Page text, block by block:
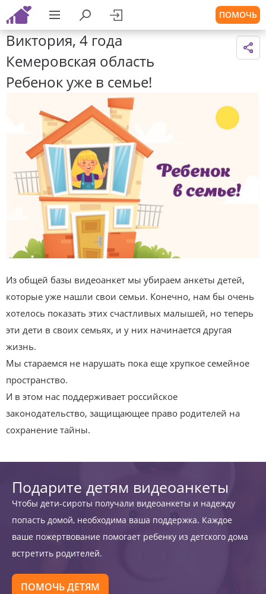
ПОМОЧЬ
Виктория, 4 года
Кемеровская область
Ребенок уже в семье!
Из общей базы видеоанкет мы убираем анкеты детей,
которые уже нашли свои семьи. Конечно, нам бы очень
хотелось показать этих счастливых малышей, но теперь
эти дети в своих семьях, и у них начинается другая
жизнь.
Мы стараемся не нарушать пока еще хрупкое семейное
пространство.
И в этом нас поддерживает российское
законодательство, защищающее право родителей на
сохранение тайны.
Подарите детям видеоанкеты
Чтобы дети-сироты получали видеоанкеты и надежду
попасть домой, необходима ваша поддержка. Каждое
ваше пожертвование помогает ребенку из детского дома
встретить родителей.
ПОМОЧЬ ДЕТЯМ